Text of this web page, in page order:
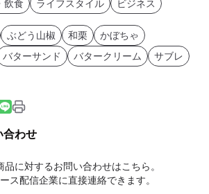
飲食 ライフスタイル ビジネス
ぶどう山椒 和栗
かぼちゃ
バターサンド バタークリーム
サブレ
合わせ
品に対するお問い合わせはこちら。
ス配信企業に直接連絡できます。